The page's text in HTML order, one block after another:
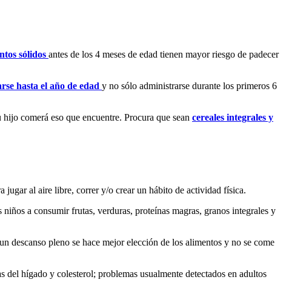
sólidos antes de los 4 meses de edad tienen mayor riesgo de padecer
hasta el año de edad y no sólo administrarse durante los primeros 6
comerá eso que encuentre. Procura que sean cereales integrales y
jugar al aire libre, correr y/o crear un hábito de actividad física.
a consumir frutas, verduras, proteínas magras, granos integrales y
descanso pleno se hace mejor elección de los alimentos y no se come
hígado y colesterol; problemas usualmente detectados en adultos